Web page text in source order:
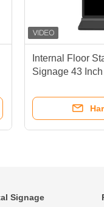
49 Inch Berdiri
Signage Iklan
Signage